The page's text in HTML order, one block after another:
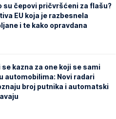
su čepovi pričvršćeni za flašu?
EU koja je razbesnela
i te kako opravdana
se kazna za one koji se sami
automobilima: Novi radari
broj putnika i automatski